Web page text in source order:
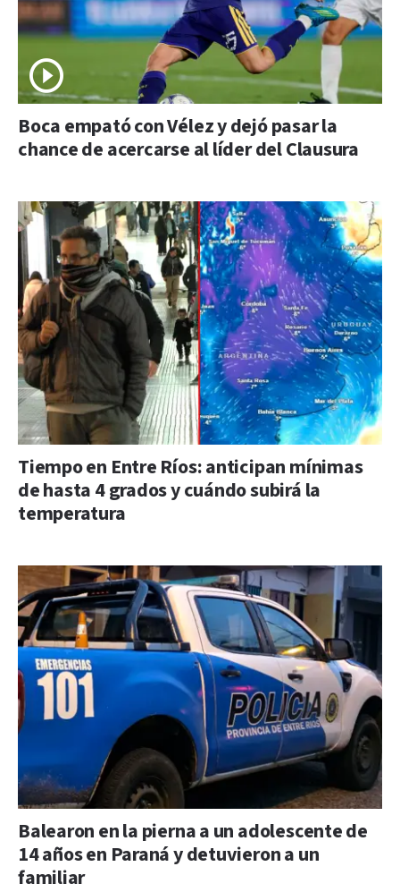
Boca empató con Vélez y dejó pasar la
chance de acercarse al líder del Clausura
Tiempo en Entre Ríos: anticipan mínimas
de hasta 4 grados y cuándo subirá la
temperatura
Balearon en la pierna a un adolescente de
14 años en Paraná y detuvieron a un
familiar